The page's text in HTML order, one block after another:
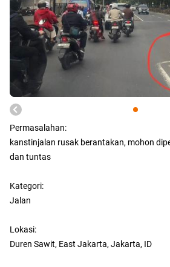
Permasalahan:
kanstinjalan rusak berantakan, mohon
dan tuntas
Kategori:
Jalan
Lokasi:
Duren Sawit, East Jakarta, Jakarta, ID